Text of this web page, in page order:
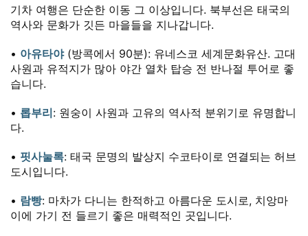
기차 여행은 단순한 이동 그 이상입니다. 북부선은 태국의
역사와 문화가 깃든 마을들을 지나갑니다.
• 아유타야(방콕에서 90분): 유네스코 세계문화유산. 고대
사원과 유적지가 많아 야간 열차 탑승 전 반나절 투어로 좋
습니다.
• 롭부리: 원숭이 사원과 고유의 역사적 분위기로 유명합니
다.
• 핏사눌록: 태국 문명의 발상지 수코타이로 연결되는 허브
도시입니다.
• 람빵: 마차가 다니는 한적하고 아름다운 도시로, 치앙마
이에 가기 전 들르기 좋은 매력적인 곳입니다.